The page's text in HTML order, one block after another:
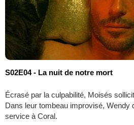
S02E04 - La nuit de notre mort
Écrasé par la culpabilité, Moisés
Dans leur tombeau improvisé, Wendy
service à Coral.